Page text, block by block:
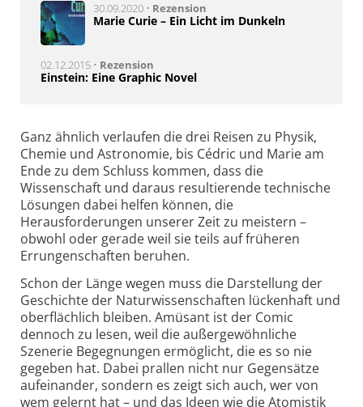
30.09.2020 • Rezension
Marie Curie – Ein Licht im Dunkeln
02.12.2015 • Rezension
Einstein: Eine Graphic Novel
Ganz ähnlich verlaufen die drei Reisen zu Physik,
Chemie und Astronomie, bis Cédric und Marie am
Ende zu dem Schluss kommen, dass die
Wissenschaft und daraus resultierende technische
Lösungen dabei helfen können, die
Herausforderungen unserer Zeit zu meistern –
obwohl oder gerade weil sie teils auf früheren
Errungenschaften beruhen.
Schon der Länge wegen muss die Darstellung der
Geschichte der Naturwissenschaften lückenhaft und
oberflächlich bleiben. Amüsant ist der Comic
dennoch zu lesen, weil die außergewöhnliche
Szenerie Begegnungen ermöglicht, die es so nie
gegeben hat. Dabei prallen nicht nur Gegensätze
aufeinander, sondern es zeigt sich auch, wer von
wem gelernt hat – und das Ideen wie die Atomis­tik